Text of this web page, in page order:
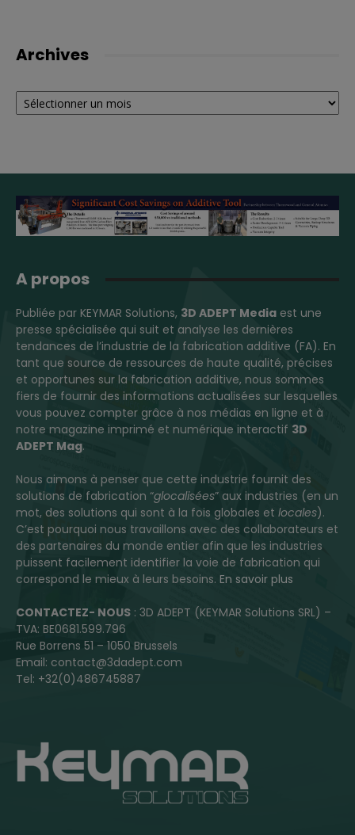
Archives
Archives
A propos
Publiée par KEYMAR Solutions, 3D ADEPT Media est une
presse spécialisée qui suit et analyse les dernières
tendances de l’industrie de la fabrication additive (FA). En
tant que source de ressources de haute qualité, précises
et opportunes sur la fabrication additive, nous sommes
fiers de fournir des informations actualisées sur lesquelles
vous pouvez compter grâce à nos médias en ligne et à
notre magazine imprimé et numérique interactif 3D
ADEPT Mag.
Nous aimons à penser que cette industrie fournit des
solutions de fabrication “glocalisées” aux industries (en un
mot, des solutions qui sont à la fois globales et locales).
C’est pourquoi nous travaillons avec des collaborateurs et
des partenaires du monde entier afin que les industries
puissent facilement identifier la voie de fabrication qui
correspond le mieux à leurs besoins. En savoir plus
CONTACTEZ- NOUS : 3D ADEPT (KEYMAR Solutions SRL) –
TVA: BE0681.599.796
Rue Borrens 51 – 1050 Brussels
Email: contact@3dadept.com
Tel: +32(0)486745887